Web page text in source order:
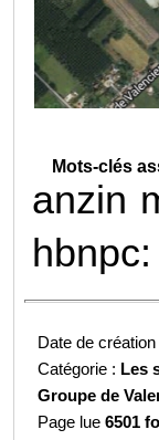
Mots-clés
anzin
Date de
Catégorie : Les
Groupe de
Page lue6501